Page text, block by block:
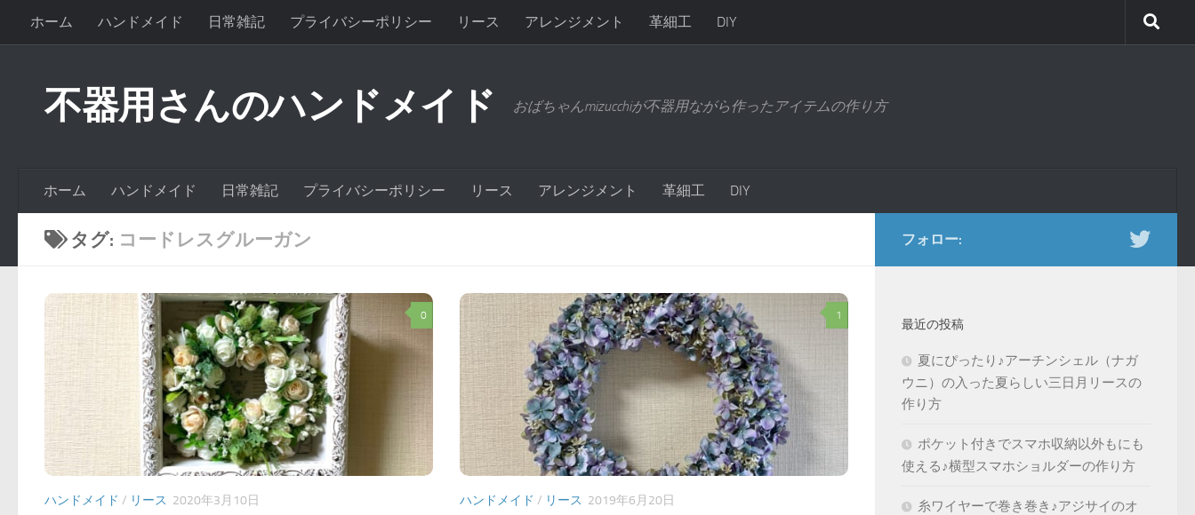
ホーム ハンドメイド 日常雑記 プライバシーポリシー リース アレンジメント 革細工 DIY
不器用さんのハンドメイド おばちゃんmizucchiが不器用ながら作ったアイテムの作り方
ホーム ハンドメイド 日常雑記 プライバシーポリシー リース アレンジメント 革細工 DIY
タグ: コードレスグルーガン
0
ハンドメイド / リース 2020年3月10日
1
ハンドメイド / リース 2019年6月20日
フォロー:
最近の投稿
夏にぴったり♪アーチンシェル（ナガ
ウニ）の入った夏らしい三日月リースの
作り方
ポケット付きでスマホ収納以外もにも
使える♪横型スマホショルダーの作り方
糸ワイヤーで巻き巻き♪アジサイのオ